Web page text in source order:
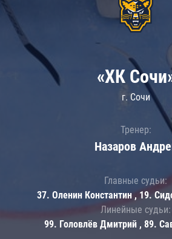
«ХК
г. Сочи
Тренер:
Назаров
Главные судьи:
37. Оленин Константин , 19.
Линейные судьи:
99. Головлёв Дмитрий , 89.